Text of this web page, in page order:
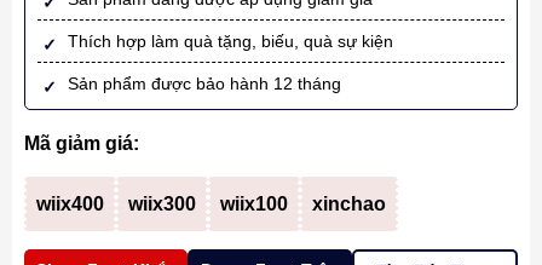
Thích hợp làm quà tặng, biếu, quà sự kiện
Sản phẩm được bảo hành 12 tháng
Mã giảm giá:
wiix400 wiix300 wiix100 xinchao